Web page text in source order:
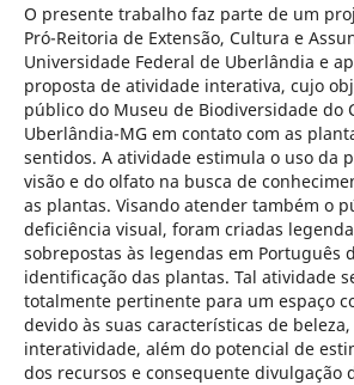
O presente trabalho faz parte de um
Pró-Reitoria de Extensão, Cultura e
Universidade Federal de Uberlândia e
proposta de atividade interativa, cujo
público do Museu de Biodiversidade do
Uberlândia-MG em contato com as
sentidos. A atividade estimula o uso da
visão e do olfato na busca de
as plantas. Visando atender também o
deficiência visual, foram criadas
sobrepostas às legendas em Português
identificação das plantas. Tal atividade
totalmente pertinente para um espaço
devido às suas características de
interatividade, além do potencial de
dos recursos e consequente divulgação